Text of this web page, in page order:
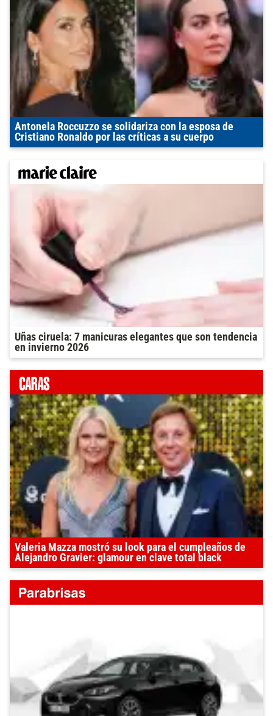
Antonela Roccuzzo se solidariza con la esposa de
Cristiano Ronaldo por las críticas a su cuerpo
Uñas ciruela: 7 manicuras elegantes que son tendencia
en invierno 2026
Valeria Mazza mostró su look para el cumpleaños de
Alejandro Gravier: glamour en clave total black